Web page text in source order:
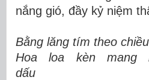
nắng gió, đầy kỷ niệm
Bằng lăng tím theo
Hoa loa kènmang
dấu